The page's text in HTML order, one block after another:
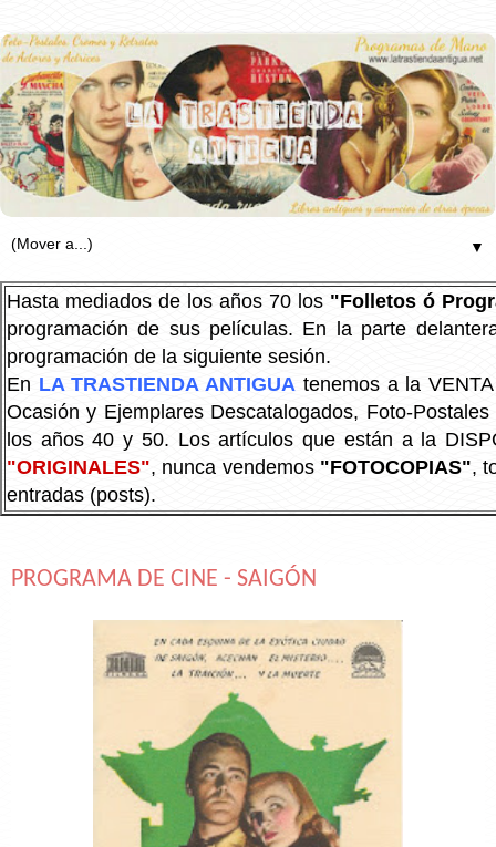
▼
Hasta mediados de los años 70 los "Folletos ó
programación de sus películas. En la parte
programación de la siguiente sesión.
En LA TRASTIENDA ANTIGUA tenemos a la
Ocasión y Ejemplares Descatalogados, Foto-
los años 40 y 50. Los artículos que están a la
"ORIGINALES", nunca vendemos "FOTOCOPIAS",
entradas (posts).
PROGRAMA DE CINE - SAIGÓN